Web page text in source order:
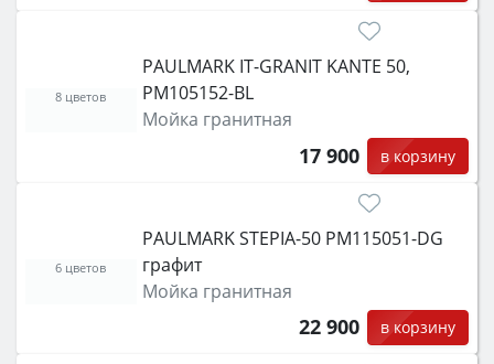
PAULMARK IT-GRANIT KANTE 50,
PM105152-BL
Мойка гранитная
17 900 в корзину
8 цветов
PAULMARK STEPIA-50 PM115051-DG
графит
Мойка гранитная
22 900 в корзину
6 цветов